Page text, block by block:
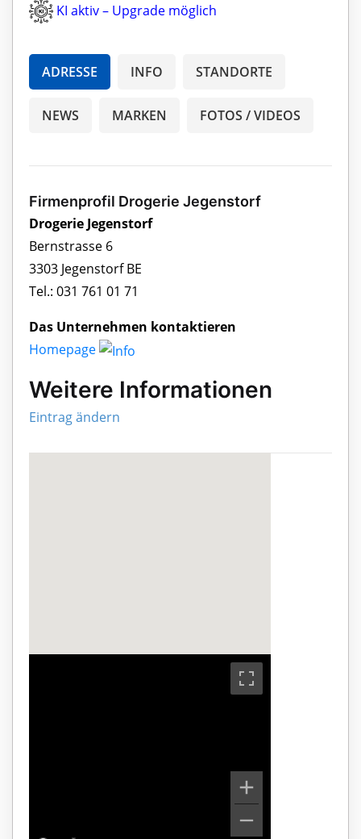
KI aktiv – Upgrade möglich
ADRESSE INFO STANDORTE
NEWS MARKEN FOTOS / VIDEOS
Firmenprofil Drogerie Jegenstorf
Drogerie Jegenstorf
Bernstrasse 6
3303 Jegenstorf BE
Tel.: 031 761 01 71
Das Unternehmen kontaktieren
Homepage
Weitere Informationen
Eintrag ändern